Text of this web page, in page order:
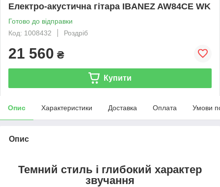
Електро-акустична гітара IBANEZ AW84CE WK
Готово до відправки
Код: 1008432
Роздріб
21 560 ₴
Купити
Опис Характеристики Доставка Оплата Умови
Опис
Темний стиль і глибокий характер
звучання